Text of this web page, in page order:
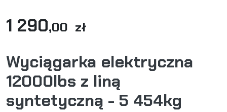
1 290,00 zł
Wyciągarka elektryczna
12000lbs z liną
syntetyczną - 5 454kg